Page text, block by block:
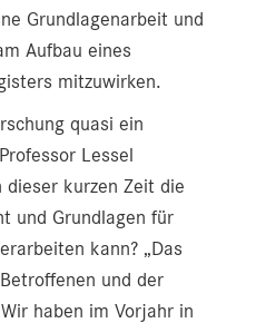
Grundlagenarbeit und
Aufbau eines
mitzuwirken.
quasi ein
Lessel
kurzen Zeit die
und Grundlagen für
kann? „Das
und der
haben im Vorjahr in